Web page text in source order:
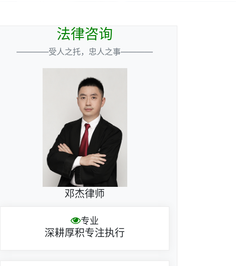
法律咨询
————受人之托，忠人之事————
邓杰律师
专业
深耕厚积专注执行